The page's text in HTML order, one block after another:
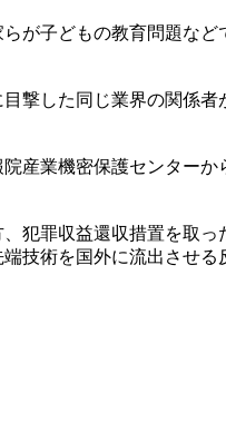
が子どもの教育問題な
撃した同じ業界の関係者
産業機密保護センターか
犯罪収益還収措置を取
技術を国外に流出させ